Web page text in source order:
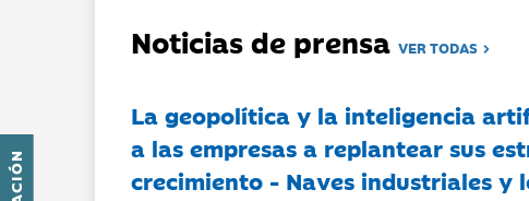
Noticias de prensaVER TODAS
La geopolítica y la inteligencia
a las empresas a replantear sus
crecimiento - Naves industriales y